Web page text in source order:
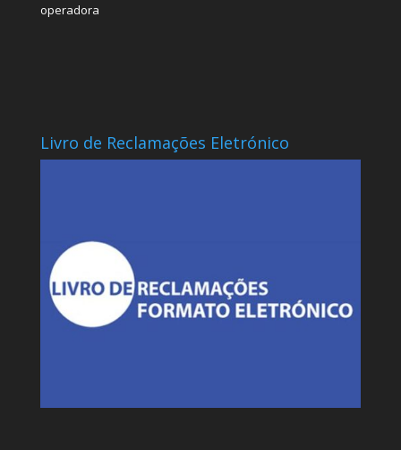
operadora
Livro de Reclamações Eletrónico